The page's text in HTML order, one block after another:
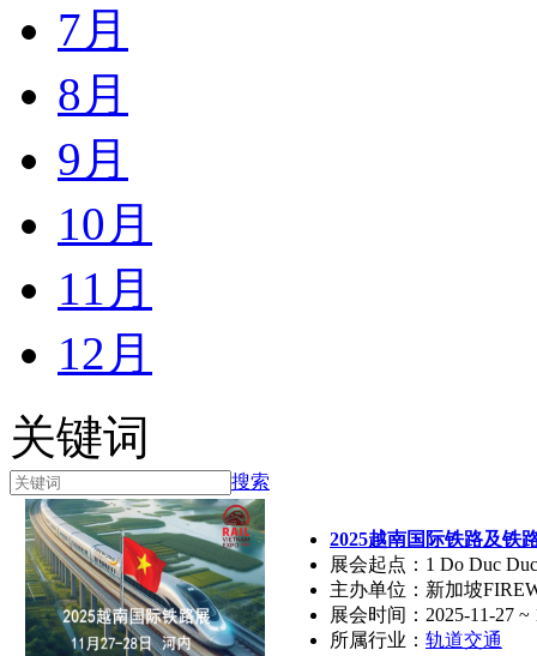
7月
8月
9月
10月
11月
12月
关键词
搜索
2025越南国际铁路及铁
展会起点：1 Do Duc
主办单位：新加坡
展会时间：2025-11-27 ~
所属行业： 轨道交通